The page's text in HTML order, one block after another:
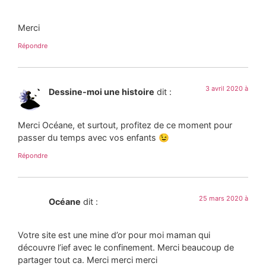
Merci
Répondre
Dessine-moi une histoire dit : 3 avril 2020 à
Merci Océane, et surtout, profitez de ce moment pour
passer du temps avec vos enfants 😉
Répondre
Océane dit : 25 mars 2020 à
Votre site est une mine d’or pour moi maman qui
découvre l’ief avec le confinement. Merci beaucoup de
partager tout ca. Merci merci merci